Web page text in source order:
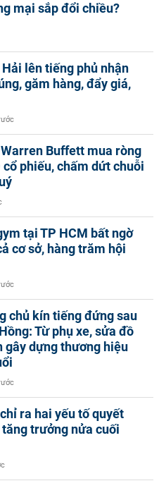
mại sắp đổi chiều?
lên tiếng phủ nhận
găm hàng, đẩy giá,
Buffett mua ròng
cổ phiếu, chấm dứt chuỗi
tại TP HCM bất ngờ
cơ sở, hàng trăm hội
chủ kín tiếng đứng sau
Từ phụ xe, sửa đồ
gây dựng thương hiệu
ra hai yếu tố quyết
trưởng nửa cuối